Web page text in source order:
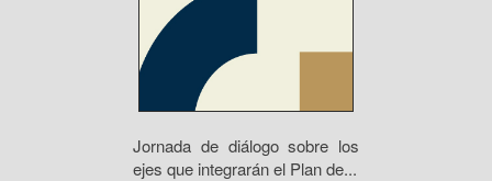
Jornada de diálogo sobre los
ejes que integrarán el Plan de...